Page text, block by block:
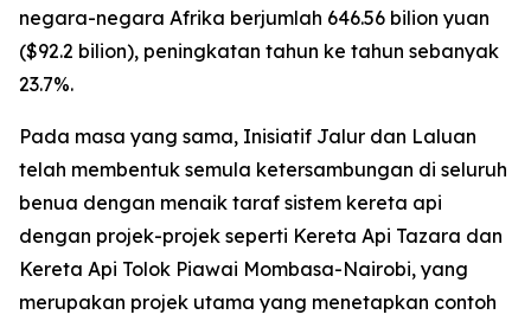
negara-negara Afrika berjumlah 646.56 bilion yuan
($92.2 bilion), peningkatan tahun ke tahun sebanyak
23.7%.
Pada masa yang sama, Inisiatif Jalur dan Laluan
telah membentuk semula ketersambungan di seluruh
benua dengan menaik taraf sistem kereta api
dengan projek-projek seperti Kereta Api Tazara dan
Kereta Api Tolok Piawai Mombasa-Nairobi, yang
merupakan projek utama yang menetapkan contoh